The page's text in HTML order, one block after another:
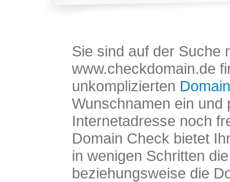
Sie sind auf der Suche
www.checkdomain.de
unkomplizierten
Wunschnamen ein und
Internetadresse noch
Domain Check bietet
in wenigen Schritten
beziehungsweise die